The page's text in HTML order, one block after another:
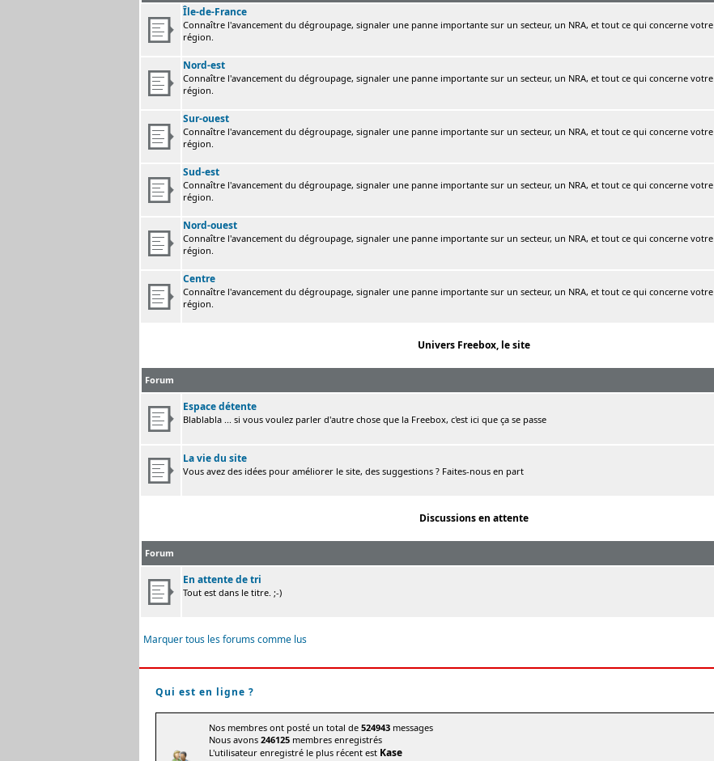
Île-de-France
Connaître l'avancement du dégroupage, signaler une panne importante sur un secteur, un NRA, et tout ce qui concerne votre
région.
Nord-est
Connaître l'avancement du dégroupage, signaler une panne importante sur un secteur, un NRA, et tout ce qui concerne votre
région.
Sur-ouest
Connaître l'avancement du dégroupage, signaler une panne importante sur un secteur, un NRA, et tout ce qui concerne votre
région.
Sud-est
Connaître l'avancement du dégroupage, signaler une panne importante sur un secteur, un NRA, et tout ce qui concerne votre
région.
Nord-ouest
Connaître l'avancement du dégroupage, signaler une panne importante sur un secteur, un NRA, et tout ce qui concerne votre
région.
Centre
Connaître l'avancement du dégroupage, signaler une panne importante sur un secteur, un NRA, et tout ce qui concerne votre
région.
Univers Freebox, le site
Forum
Espace détente
Blablabla ... si vous voulez parler d'autre chose que la Freebox, c'est ici que ça se passe
La vie du site
Vous avez des idées pour améliorer le site, des suggestions ? Faites-nous en part
Discussions en attente
Forum
En attente de tri
Tout est dans le titre. ;-)
Marquer tous les forums comme lus
Qui est en ligne ?
Nos membres ont posté un total de 524943 messages
Nous avons 246125 membres enregistrés
L'utilisateur enregistré le plus récent est Kase